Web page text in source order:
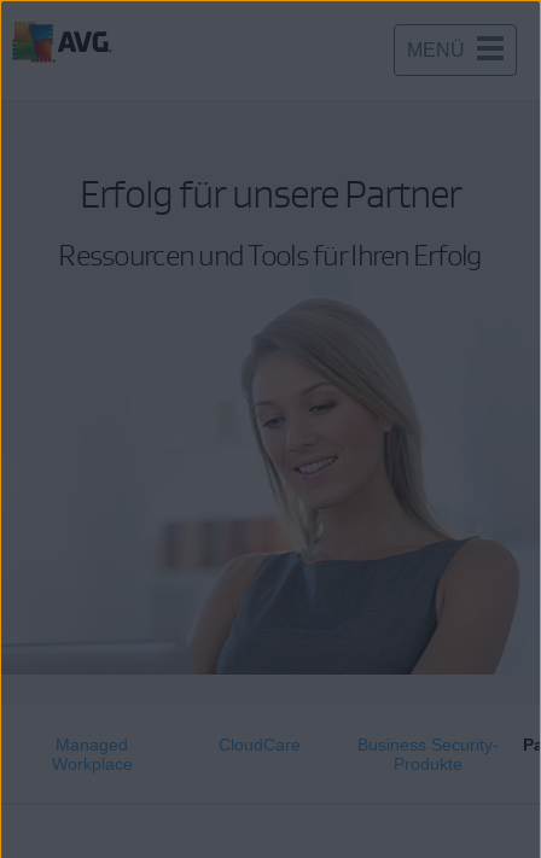
MENÜ
Erfolg für unsere Partner
Ressourcen und Tools für Ihren Erfolg
Managed
Workplace
CloudCare
Business Security-
Produkte